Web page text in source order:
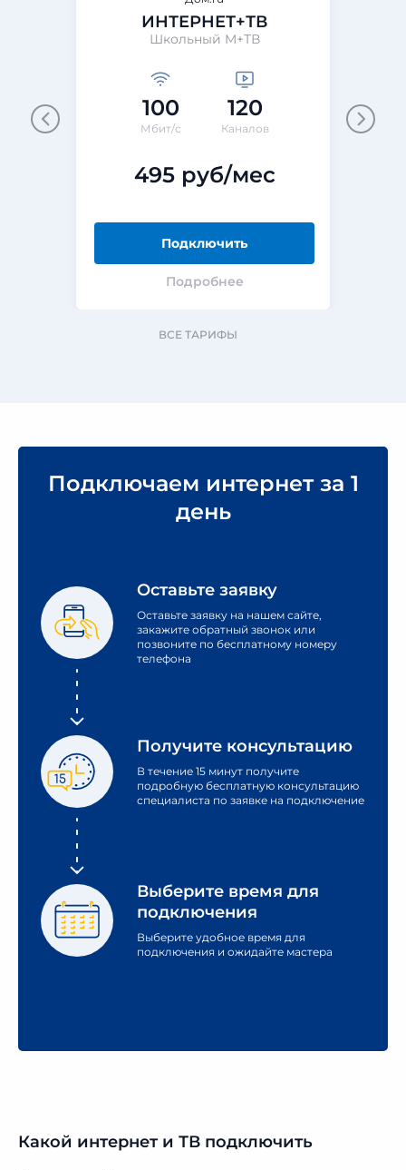
ИНТЕРНЕТ+ТВ
Школьный M+ТВ
100
Мбит/с
120
Каналов
495 руб/мес
Подключить
Подробнее
ВСЕ ТАРИФЫ
Подключаем интернет за 1
день
Оставьте заявку
Оставьте заявку на нашем сайте,
закажите обратный звонок или
позвоните по бесплатному номеру
телефона
Получите консультацию
В течение 15 минут получите
подробную бесплатную консультацию
специалиста по заявке на подключение
Выберите время для
подключения
Выберите удобное время для
подключения и ожидайте мастера
Какой интернет и ТВ подключить